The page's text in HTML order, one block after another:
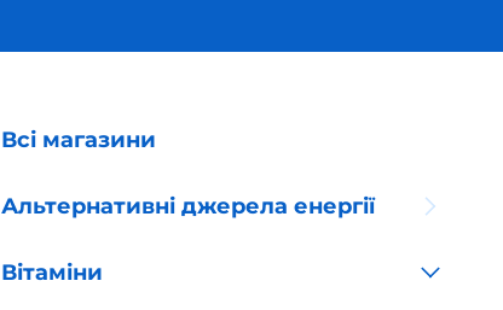
Всі магазини
Альтернативні джерела енергії
Вітаміни